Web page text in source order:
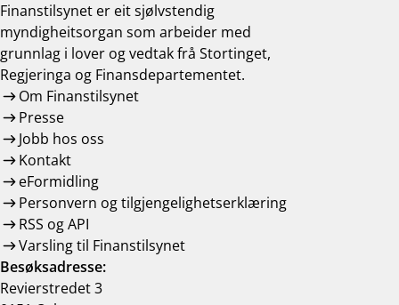
Finanstilsynet er eit sjølvstendig
myndigheitsorgan som arbeider med
grunnlag i lover og vedtak frå Stortinget,
Regjeringa og Finansdepartementet.
Om Finanstilsynet
Presse
Jobb hos oss
Kontakt
eFormidling
Personvern og tilgjengelighetserklæring
RSS og API
Varsling til Finanstilsynet
Besøksadresse:
Revierstredet 3